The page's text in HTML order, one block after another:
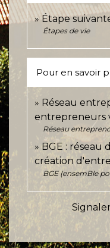
Étape
Étapes de vie
Pour en savoir
Réseau
entrepreneurs
Réseau
BGE : réseau
création
BGE (ensemBle